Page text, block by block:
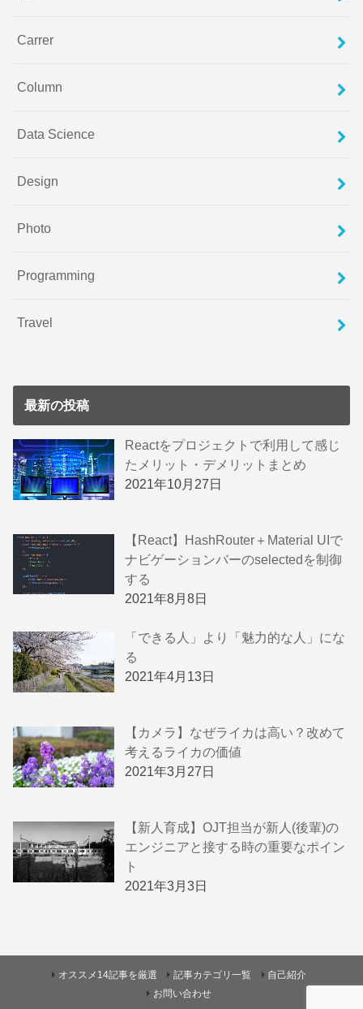
Carrer
Column
Data Science
Design
Photo
Programming
Travel
最新の投稿
Reactをプロジェクトで利用して感じ
たメリット・デメリットまとめ
2021年10月27日
【React】HashRouter＋Material UIで
ナビゲーションバーのselectedを制御
する
2021年8月8日
「できる人」より「魅力的な人」にな
る
2021年4月13日
【カメラ】なぜライカは高い？改めて
考えるライカの価値
2021年3月27日
【新人育成】OJT担当が新人(後輩)の
エンジニアと接する時の重要なポイン
ト
2021年3月3日
オススメ14記事を厳選 記事カテゴリ一覧
自己紹介
お問い合わせ